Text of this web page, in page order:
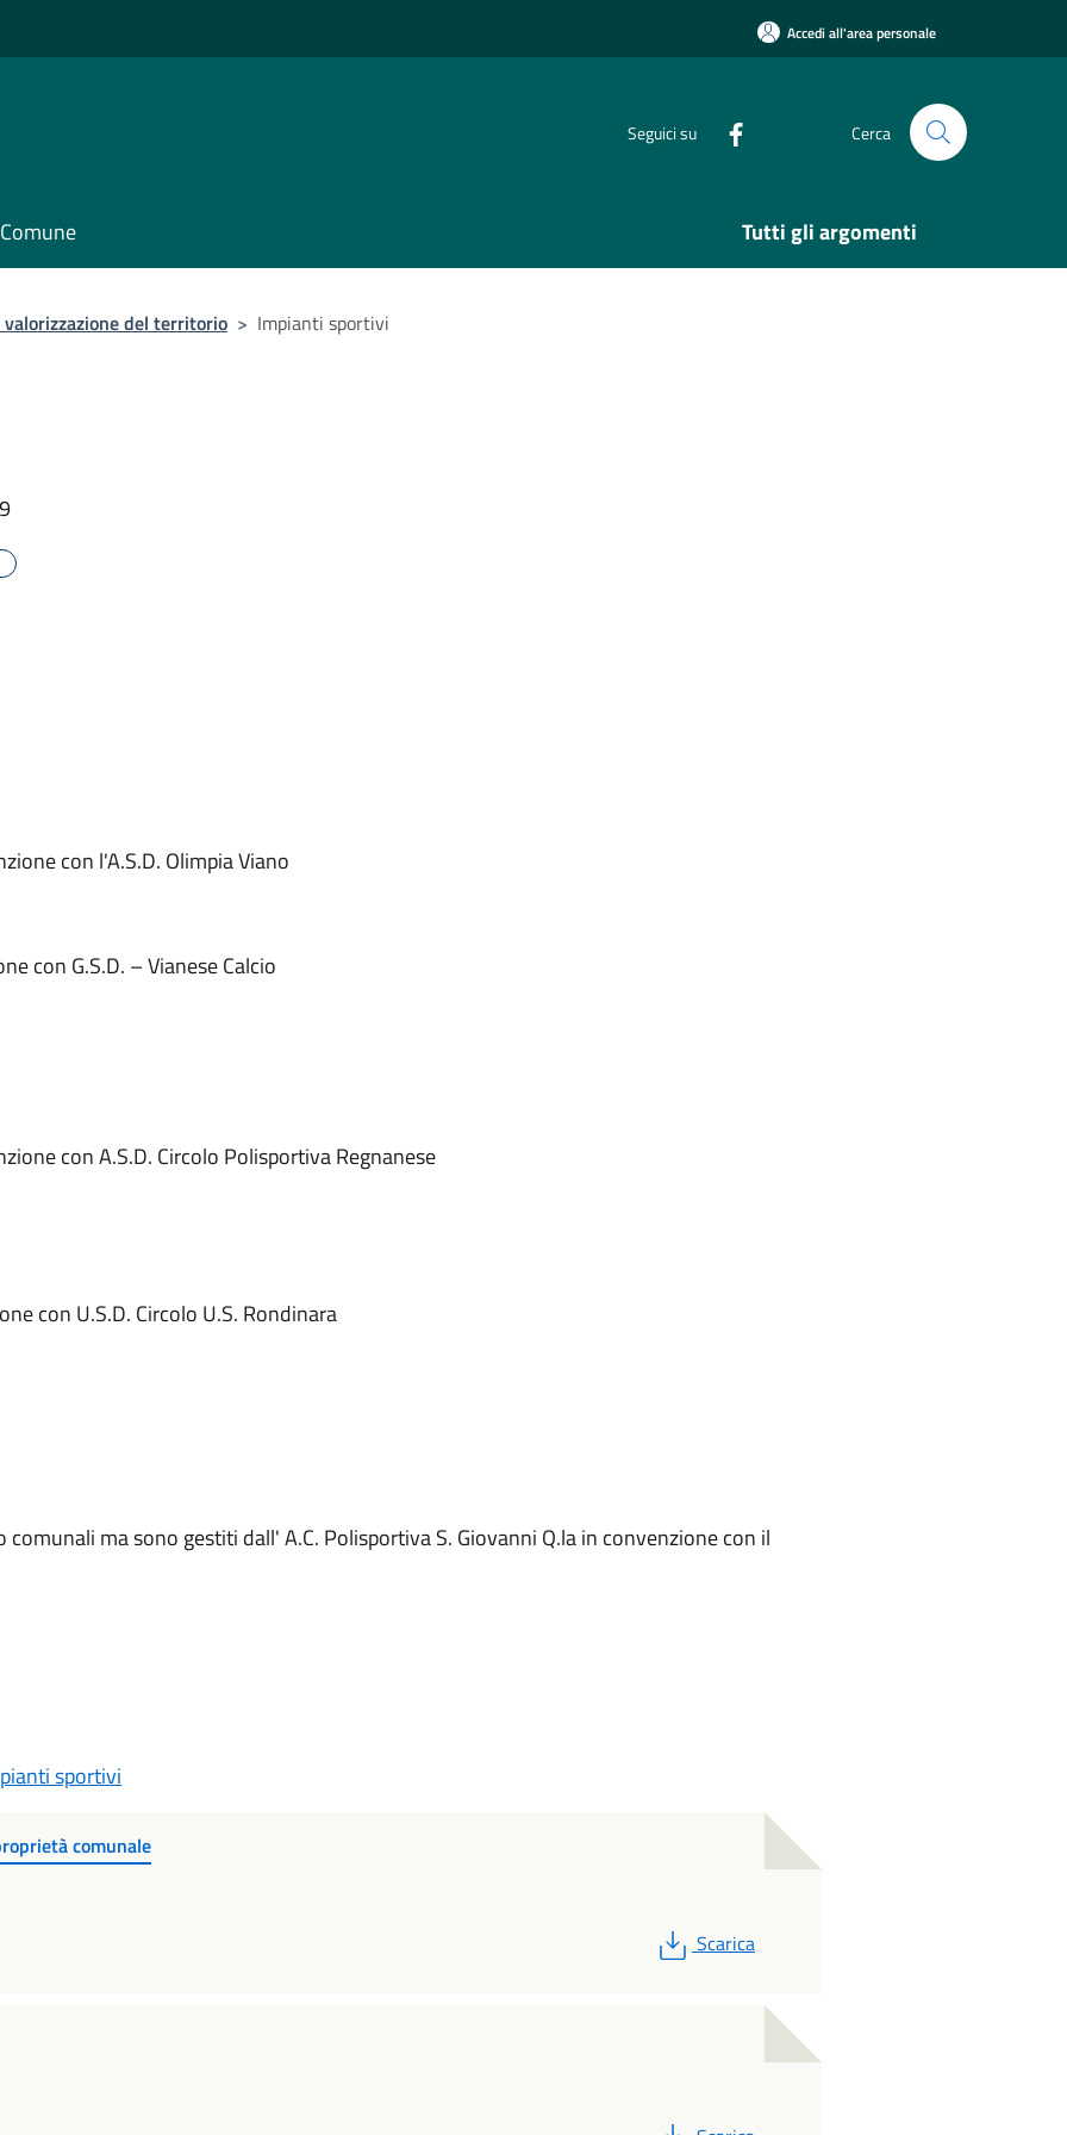
Accedi all'area personale
Seguici su Cerca
Tutti gli argomenti
del territorio > Impianti sportivi
con l'A.S.D. Olimpia Viano
con G.S.D. – Vianese Calcio
con A.S.D. Circolo Polisportiva Regnanese
con U.S.D. Circolo U.S. Rondinara
ma sono gestiti dall' A.C. Polisportiva S. Giovanni Q.la in convenzione con il
sportivi
comunale
PDF
Scarica